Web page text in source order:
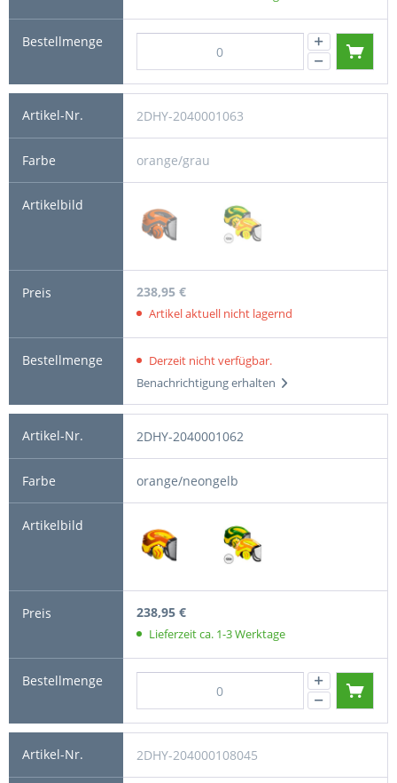
2DHY-2040001063
orange/grau
238,95 €
Artikel aktuell nicht lagernd
Derzeit nicht verfügbar.
Benachrichtigung erhalten
2DHY-2040001062
orange/neongelb
238,95 €
Lieferzeit ca. 1-3 Werktage
2DHY-204000108045